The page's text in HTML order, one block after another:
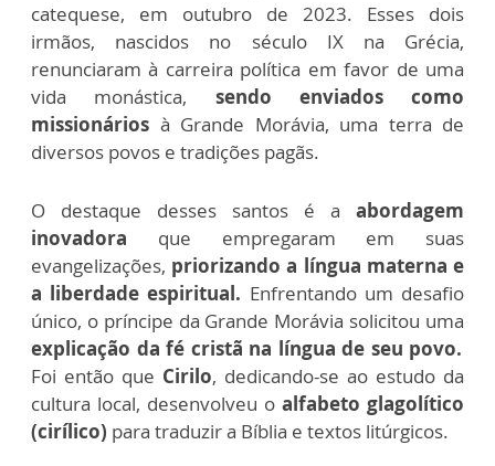
catequese, em outubro de 2023. Esses dois
irmãos, nascidos no século IX na Grécia,
renunciaram à carreira política em favor de uma
vida monástica, sendo enviados como
missionários à Grande Morávia, uma terra de
diversos povos e tradições pagãs.
O destaque desses santos é a abordagem
inovadora que empregaram em suas
evangelizações, priorizando a língua materna e
a liberdade espiritual. Enfrentando um desafio
único, o príncipe da Grande Morávia solicitou uma
explicação da fé cristã na língua de seu povo.
Foi então que Cirilo, dedicando-se ao estudo da
cultura local, desenvolveu o alfabeto glagolítico
(cirílico) para traduzir a Bíblia e textos litúrgicos.